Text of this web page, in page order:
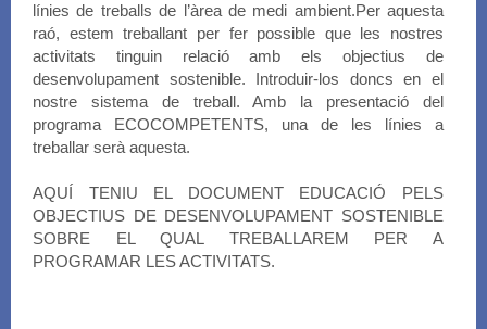
línies de treballs de l’àrea de medi ambient.Per aquesta
raó, estem treballant per fer possible que les nostres
activitats tinguin relació amb els objectius de
desenvolupament sostenible. Introduir-los doncs en el
nostre sistema de treball. Amb la presentació del
programa ECOCOMPETENTS, una de les línies a
treballar serà aquesta.
AQUÍ TENIU EL DOCUMENT EDUCACIÓ PELS
OBJECTIUS DE DESENVOLUPAMENT SOSTENIBLE
SOBRE EL QUAL TREBALLAREM PER A
PROGRAMAR LES ACTIVITATS.